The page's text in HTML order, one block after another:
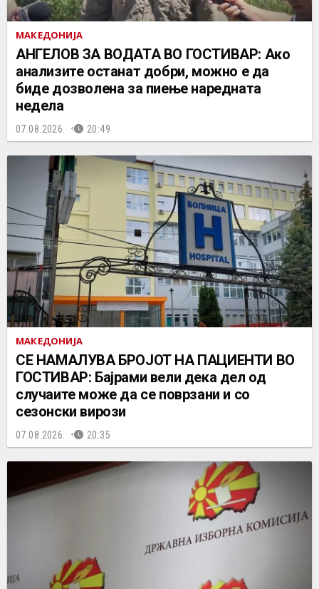
МАКЕДОНИЈА
АНГЕЛОВ ЗА ВОДАТА ВО ГОСТИВАР: Ако
анализите останат добри, можно е да
биде дозволена за пиење наредната
недела
07.08.2026. 20:49
МАКЕДОНИЈА
СЕ НАМАЛУВА БРОЈОТ НА ПАЦИЕНТИ ВО
ГОСТИВАР: Бајрами вели дека дел од
случаите може да се поврзани и со
сезонски вирози
07.08.2026. 20:35